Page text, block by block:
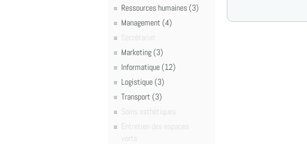
Ressources humaines (3)
Management (4)
Secrétariat
Marketing (3)
Informatique (12)
Logistique (3)
Transport (3)
Soins esthétiques
Entretien des espaces
verts